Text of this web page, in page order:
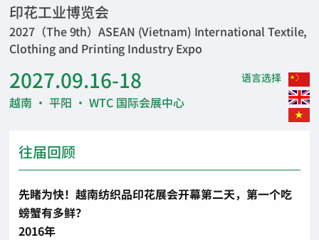
印花工业博览会
2027（The 9th）ASEAN (Vietnam) International Textile,
Clothing and Printing Industry Expo
2027.09.16-18
越南 · 平阳 · WTC 国际会展中心
语言选择
往届回顾
先睹为快！越南纺织品印花展会开幕第二天，第一个吃
螃蟹有多鲜？
2016年